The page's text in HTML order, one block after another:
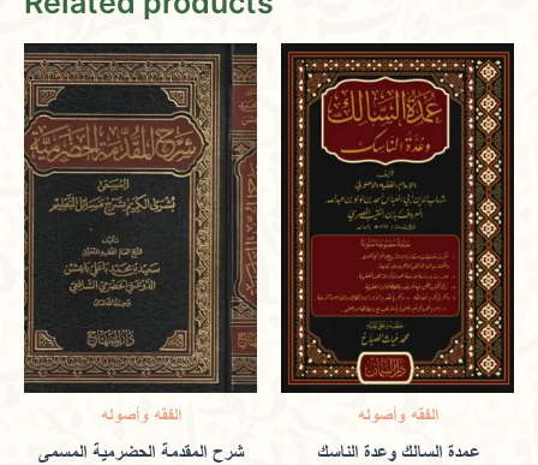
الناشر
إسطنبول ، تركيا
عدد الحجم
Rated4
out of 5
9, 2024
Enhancing community engagement with
charity support, educational workshops,
and reading programs.
Yasmin(verified owner) March 4,
2024
الفقه وأصوله
شرح المقدمة الحضرمية المسمى
الفقه وأصوله
عمدة السالك وعدة الناسك